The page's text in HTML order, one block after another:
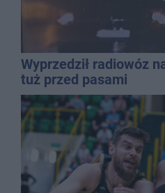
Wyprzedził radiowóz
tuż przed pasami